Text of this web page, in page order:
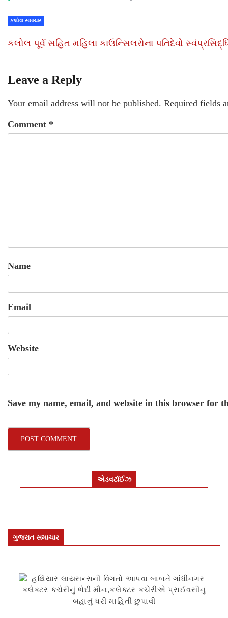
કલોલ સમાચાર
કલોલ પૂર્વ સહિત મહિલા કાઉન્સિલરોના પતિદેવો
Leave a Reply
Your email address will not be published. Required fields
Comment *
Name
Email
Website
Save my name, email, and website in this browser for
એડવર્ટાઈઝ
ગુજરાત સમાચાર